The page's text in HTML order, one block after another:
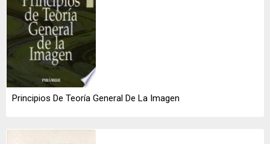
Principios De Teoría General De La Imagen